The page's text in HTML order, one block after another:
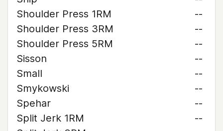
Shoulder Press 1RM
--
Shoulder Press 3RM
--
Shoulder Press 5RM
--
Sisson
--
Small
--
Smykowski
--
Spehar
--
Split Jerk 1RM
--